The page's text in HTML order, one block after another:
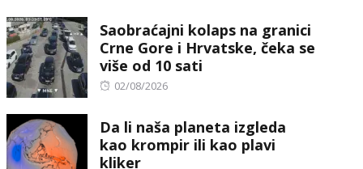
Saobraćajni kolaps na granici
Crne Gore i Hrvatske, čeka se
više od 10 sati
Posted
02/08/2026
Da li naša planeta izgleda
kao krompir ili kao plavi
kliker